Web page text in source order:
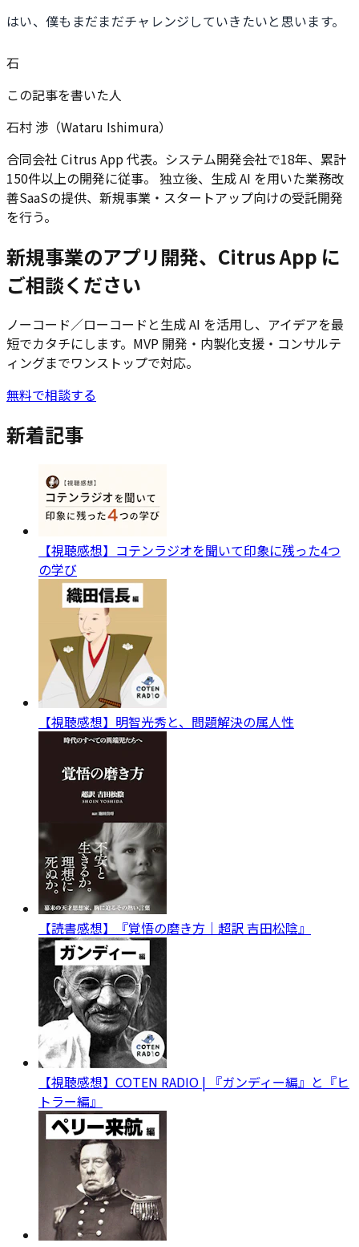
はい、僕もまだまだチャレンジしていきたいと思います。
石
この記事を書いた人
石村 渉（Wataru Ishimura）
合同会社 Citrus App 代表。システム開発会社で18年、累計
150件以上の開発に従事。 独立後、生成 AI を用いた業務改
善SaaSの提供、新規事業・スタートアップ向けの受託開発
を行う。
新規事業のアプリ開発、Citrus App に
ご相談ください
ノーコード／ローコードと生成 AI を活用し、アイデアを最
短でカタチにします。MVP 開発・内製化支援・コンサルテ
ィングまでワンストップで対応。
無料で相談する
新着記事
【視聴感想】コテンラジオを聞いて印象に残った4つ
の学び
【視聴感想】明智光秀と、問題解決の属人性
【読書感想】『覚悟の磨き方｜超訳 吉田松陰』
【視聴感想】COTEN RADIO | 『ガンディー編』と『ヒ
トラー編』